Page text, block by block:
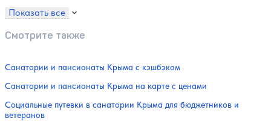
Показать все
Смотрите также
Санатории и пансионаты Крыма с кэшбэком
Санатории и пансионаты Крыма на карте с ценами
Социальные путевки в санатории Крыма для бюджетников и
ветеранов